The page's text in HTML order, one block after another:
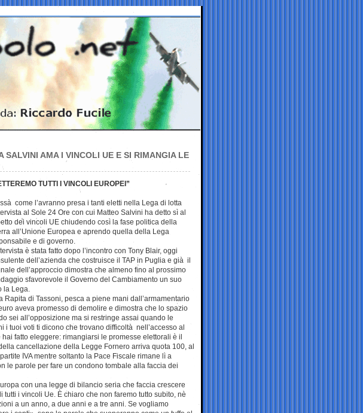
SALVINI AMA I VINCOLI UE E SI RIMANGIA LE
TUTTI I VINCOLI EUROPEI”
come l’avranno presa i tanti eletti nella Lega di lotta
al Sole 24 Ore con cui Matteo Salvini ha detto sì al
dei vincoli UE chiudendo così la fase politica della
all’Unione Europea e aprendo quella della Lega
e di governo.
è stata fatto dopo l’incontro con Tony Blair, oggi
dell’azienda che costruisce il TAP in Puglia e già il
dell’approccio dimostra che almeno fino al prossimo
sfavorevole il Governo del Cambiamento un suo
la Lega.
Rapita di Tassoni, pesca a piene mani dall’armamentario
aveva promesso di demolire e dimostra che lo spazio
sei all’opposizione ma si restringe assai quando le
i tuoi voti ti dicono che trovano difficoltà nell’accesso al
fatto eleggere: rimangiarsi le promesse elettorali è il
cancellazione della Legge Fornero arriva quota 100, al
IVA mentre soltanto la Pace Fiscale rimane lì a
le parole per fare un condono tombale alla faccia dei
con una legge di bilancio seria che faccia crescere
tutti i vincoli Ue. È chiaro che non faremo tutto subito, nè
a un anno, a due anni e a tre anni. Se vogliamo